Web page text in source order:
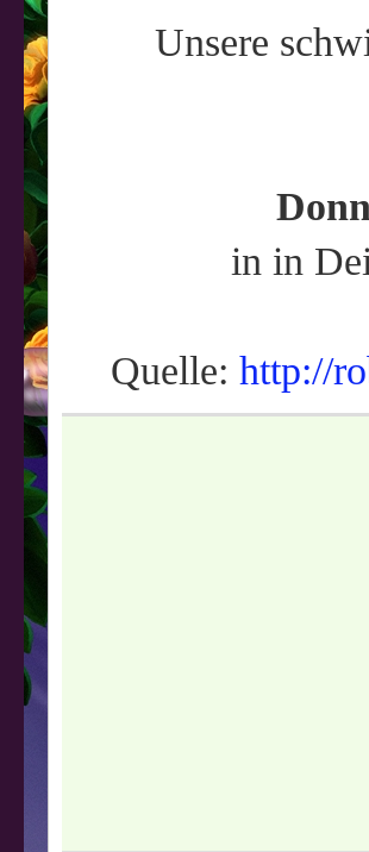
Unsere
in in
Quelle: http://